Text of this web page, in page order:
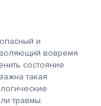
и
вовремя
состояние
такая
травмы.